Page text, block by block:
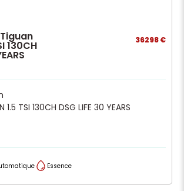
130CH 36298 €
TSI 130CH DSG LIFE 30 YEARS
Essence